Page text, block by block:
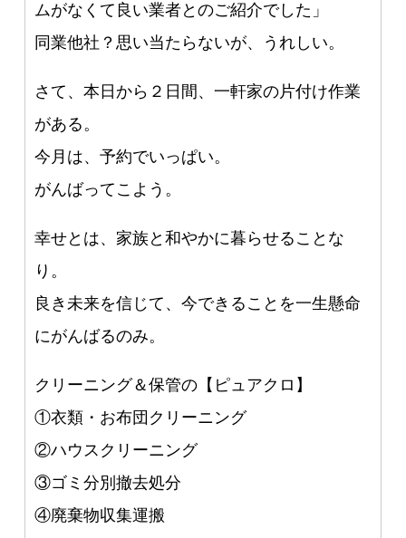
ムがなくて良い業者とのご紹介でした」
同業他社？思い当たらないが、うれしい。
さて、本日から２日間、一軒家の片付け作業
がある。
今月は、予約でいっぱい。
がんばってこよう。
幸せとは、家族と和やかに暮らせることな
り。
良き未来を信じて、今できることを一生懸命
にがんばるのみ。
クリーニング＆保管の【ピュアクロ】
①衣類・お布団クリーニング
②ハウスクリーニング
③ゴミ分別撤去処分
④廃棄物収集運搬